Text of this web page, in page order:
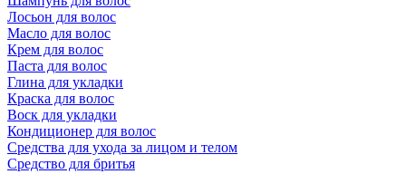
Лосьон для волос
Масло для волос
Крем для волос
Паста для волос
Глина для укладки
Краска для волос
Воск для укладки
Кондиционер для волос
Средства для ухода за лицом и телом
Средство для бритья